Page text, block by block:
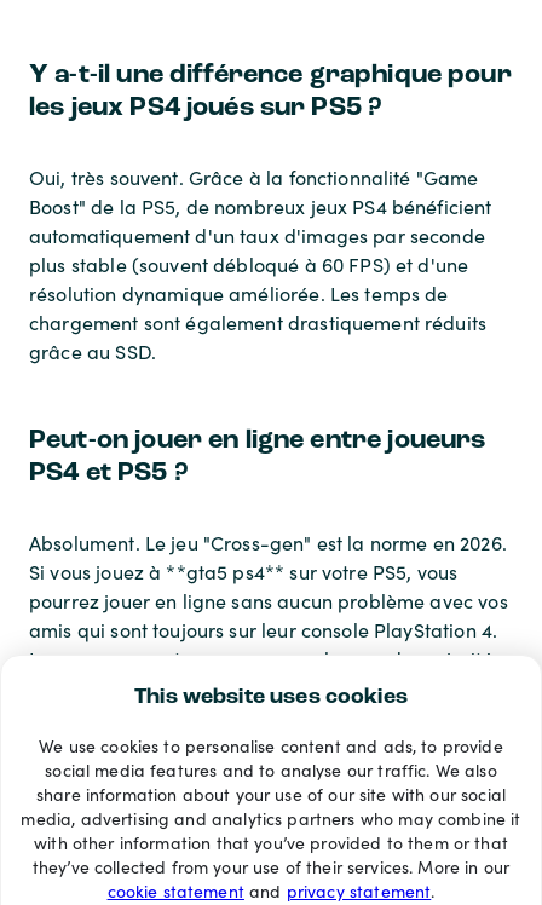
This website uses cookies
We use cookies to personalise content and ads, to provide
social media features and to analyse our traffic. We also
share information about your use of our site with our social
media, advertising and analytics partners who may combine it
with other information that you’ve provided to them or that
they’ve collected from your use of their services. More in our
cookie statementand privacy statement.
Y a-t-il une différence graphique pour
les jeux PS4 joués sur PS5 ?
Oui, très souvent. Grâce à la fonctionnalité "Game
Boost" de la PS5, de nombreux jeux PS4 bénéficient
automatiquement d'un taux d'images par seconde
plus stable (souvent débloqué à 60 FPS) et d'une
résolution dynamique améliorée. Les temps de
chargement sont également drastiquement réduits
grâce au SSD.
Peut-on jouer en ligne entre joueurs
PS4 et PS5 ?
Absolument. Le jeu "Cross-gen" est la norme en 2026.
Si vous jouez à **gta5 ps4** sur votre PS5, vous
pourrez jouer en ligne sans aucun problème avec vos
amis qui sont toujours sur leur console PlayStation 4.
Les serveurs sont communs pour la grande majorité
des jeux multijoueurs.
Modes de paiement